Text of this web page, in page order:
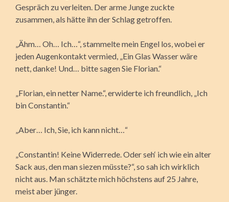
Gespräch zu verleiten. Der arme Junge zuckte
zusammen, als hätte ihn der Schlag getroffen.
„Ähm… Oh… Ich…“, stammelte mein Engel los, wobei er
jeden Augenkontakt vermied, „Ein Glas Wasser wäre
nett, danke! Und… bitte sagen Sie Florian.“
„Florian, ein netter Name.“, erwiderte ich freundlich, „Ich
bin Constantin.“
„Aber… Ich, Sie, ich kann nicht…“
„Constantin! Keine Widerrede. Oder seh‘ ich wie ein alter
Sack aus, den man siezen müsste?“, so sah ich wirklich
nicht aus. Man schätzte mich höchstens auf 25 Jahre,
meist aber jünger.